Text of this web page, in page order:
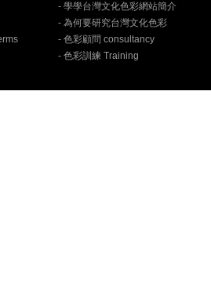
- 學學台灣文化色彩網站簡介
- 為何要研究台灣文化色彩
- 色彩顧問 consultancy
- 色彩訓練 Training